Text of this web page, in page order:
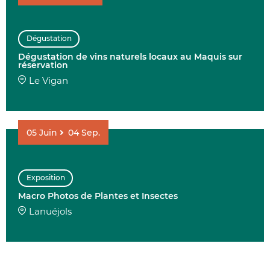
DATE
Dégustation
Dégustation de vins naturels locaux au Maquis sur
réservation
Le Vigan
Exposition
Macro Photos de Plantes et Insectes
Lanuéjols
05 Juin 04 Sep.